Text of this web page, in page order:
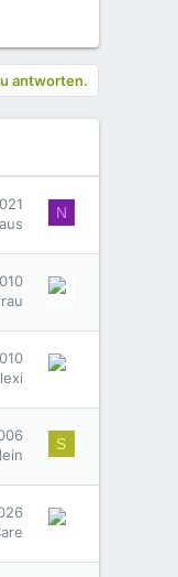
antworten.
N
S